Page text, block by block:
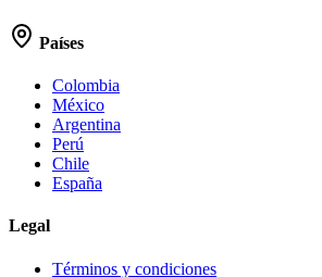
Países
Colombia
México
Argentina
Perú
Chile
España
Legal
Términos y condiciones